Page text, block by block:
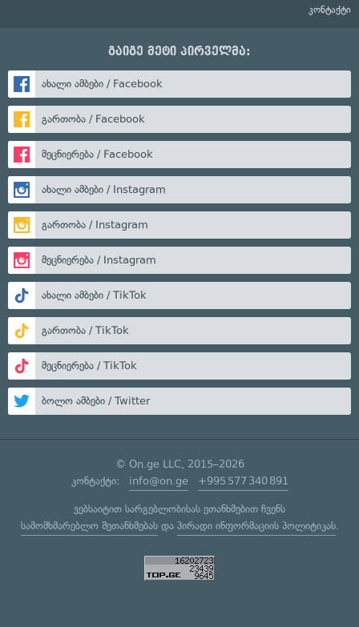
კონტაქტი
გაიგე მეტი პირველმა:
ახალი ამბები / Facebook
გართობა / Facebook
მეცნიერება / Facebook
ახალი ამბები / Instagram
გართობა / Instagram
მეცნიერება / Instagram
ახალი ამბები / TikTok
გართობა / TikTok
მეცნიერება / TikTok
ბოლო ამბები / Twitter
© On.ge LLC, 2015–2026
კონტაქტი: info@on.ge +995 577 340 891
ვებსაიტით სარგებლობისას ეთანხმებით ჩვენს
სამომხმარებლო შეთანხმებასდა პირადი ინფორმაციის პოლიტიკას.